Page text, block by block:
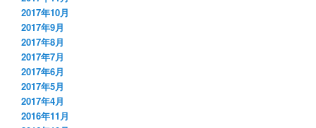
2017年10月
2017年9月
2017年8月
2017年7月
2017年6月
2017年5月
2017年4月
2016年11月